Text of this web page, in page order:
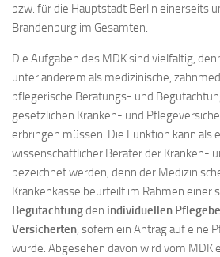
bzw. für die Hauptstadt Berlin einerseits
Brandenburg im Gesamten.
Die Aufgaben des MDK sind vielfältig,
unter anderem als medizinische,
pflegerische Beratungs- und
gesetzlichen Kranken- und
erbringen müssen. Die Funktion kann als
wissenschaftlicher Berater der Kranken-
bezeichnet werden, denn der
Krankenkasse beurteilt im Rahmen einer
Begutachtungden individuellen
Versicherten, sofern ein Antrag auf eine
wurde. Abgesehen davon wird vom MDK